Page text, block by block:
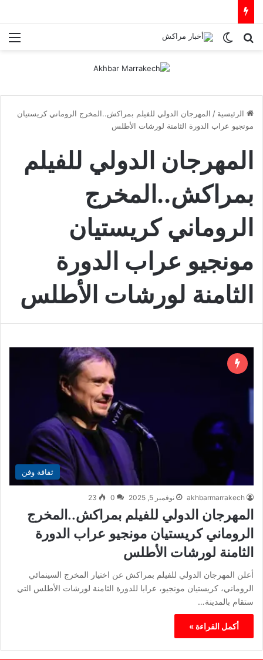
بحث عنالوضع المظلم
الرئيسية / المهرجان الدولي للفيلم بمراكش..المخرج الروماني كريستيان
مونجيو عراب الدورة الثامنة لورشات الأطلس
المهرجان الدولي للفيلم
بمراكش..المخرج
الروماني كريستيان
مونجيو عراب الدورة
الثامنة لورشات الأطلس
ثقافة وفن
akhbarmarrakech نوفمبر 5, 2025 0
23
المهرجان الدولي للفيلم بمراكش..المخرج
الروماني كريستيان مونجيو عراب الدورة
الثامنة لورشات الأطلس
أعلن المهرجان الدولي للفيلم بمراكش عن اختيار المخرج السينمائي
الروماني، كريستيان مونجيو، عرابا للدورة الثامنة لورشات الأطلس التي
ستقام بالمدينة…
أكمل القراءة »